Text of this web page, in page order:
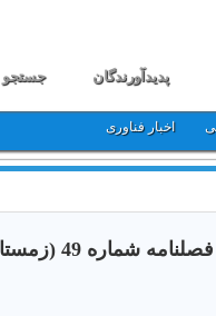
پدیدآورندگان جستجو
اخبار فناوری
فصلنامه شماره 49 (زمستان 1393)